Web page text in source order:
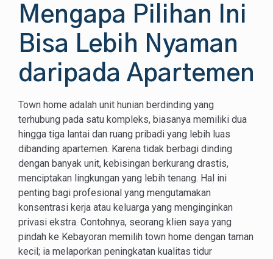
Mengapa Pilihan Ini
Bisa Lebih Nyaman
daripada Apartemen
Town home adalah unit hunian berdinding yang
terhubung pada satu kompleks, biasanya memiliki dua
hingga tiga lantai dan ruang pribadi yang lebih luas
dibanding apartemen. Karena tidak berbagi dinding
dengan banyak unit, kebisingan berkurang drastis,
menciptakan lingkungan yang lebih tenang. Hal ini
penting bagi profesional yang mengutamakan
konsentrasi kerja atau keluarga yang menginginkan
privasi ekstra. Contohnya, seorang klien saya yang
pindah ke Kebayoran memilih town home dengan taman
kecil; ia melaporkan peningkatan kualitas tidur